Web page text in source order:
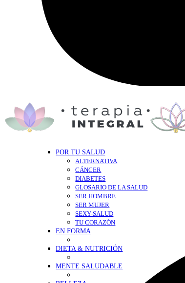
POR TU SALUD
ALTERNATIVA
CÁNCER
DIABETES
GLOSARIO DE LA SALUD
SER HOMBRE
SER MUJER
SEXY-SALUD
TU CORAZÓN
EN FORMA
DIETA & NUTRICIÓN
MENTE SALUDABLE